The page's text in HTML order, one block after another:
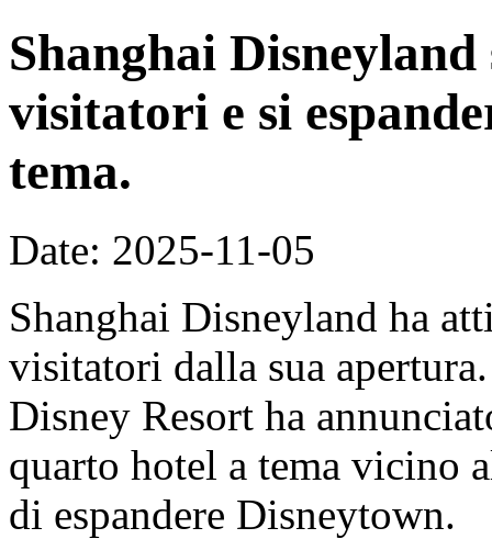
Shanghai
visitatori e si
tema.
Date: 2025-11-05
Shanghai Disneyland ha
visitatori dalla sua
Disney Resort ha
quarto hotel a tema vicino
di espandere Disneytown.